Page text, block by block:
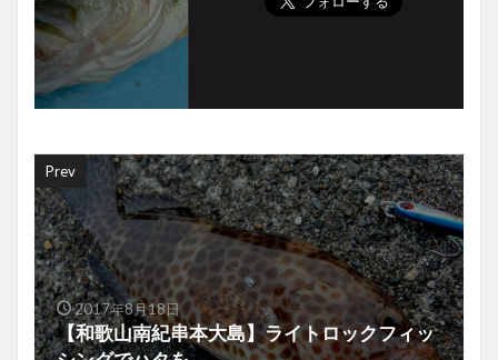
Prev
2017年8月18日
【和歌山南紀串本大島】ライトロックフィッ